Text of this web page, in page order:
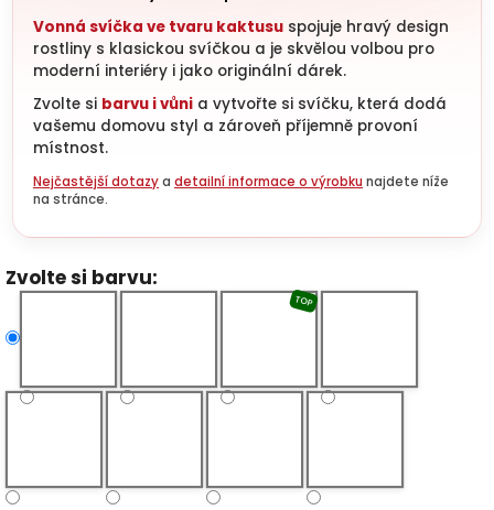
Vonná svíčka ve tvaru kaktusu spojuje hravý design
rostliny s klasickou svíčkou a je skvělou volbou pro
moderní interiéry i jako originální dárek.
Zvolte si barvu i vůni a vytvořte si svíčku, která dodá
vašemu domovu styl a zároveň příjemně provoní
místnost.
Nejčastější dotazya detailní informace o výrobku najdete níže
na stránce.
Zvolte si barvu:
TOP